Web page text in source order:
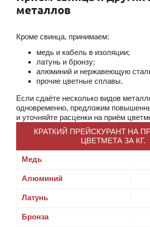
металлов
Кроме свинца, принимаем:
медь и кабель в изоляции;
латунь и бронзу;
алюминий и нержавеющую
прочие цветные сплавы.
Если сдаёте несколько видов
одновременно, предложим
и уточняйте расценки на приём
КРАТКИЙ ПРЕЙСКУРАНТ НА
ЦВЕТМЕТА ЗА КГ.
Медь
Алюминий
Латунь
Бронза